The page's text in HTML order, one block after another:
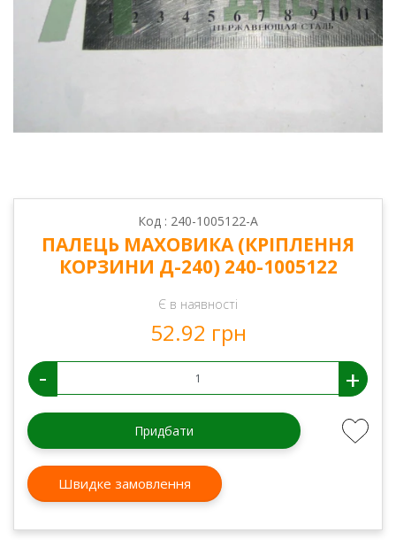
Код : 240-1005122-А
ПАЛЕЦЬ МАХОВИКА (КРІПЛЕННЯ
КОРЗИНИ Д-240) 240-1005122
Є в наявності
52.92 грн
- +
Придбати
Швидке замовлення